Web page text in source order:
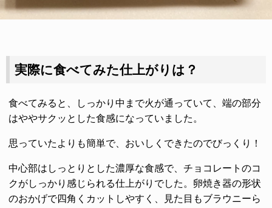
実際に食べてみた仕上がりは？
食べてみると、しっかり中まで火が通っていて、端の部分
はややサクッとした食感になっていました。
思っていたよりも簡単で、おいしくできたのでびっくり！
中心部はしっとりとした濃厚な食感で、チョコレートのコ
クがしっかり感じられる仕上がりでした。卵焼き器の形状
のおかげで四角くカットしやすく、見た目もブラウニーら